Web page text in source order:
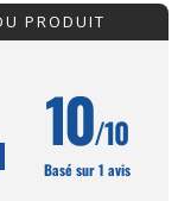
PRODUIT
10/10
Basé sur 1 avis